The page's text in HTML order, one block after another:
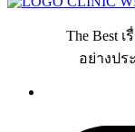
The Best
อย่างป